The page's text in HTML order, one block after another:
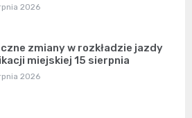
2026
zmiany w rozkładzie jazdy
miejskiej 15 sierpnia
2026